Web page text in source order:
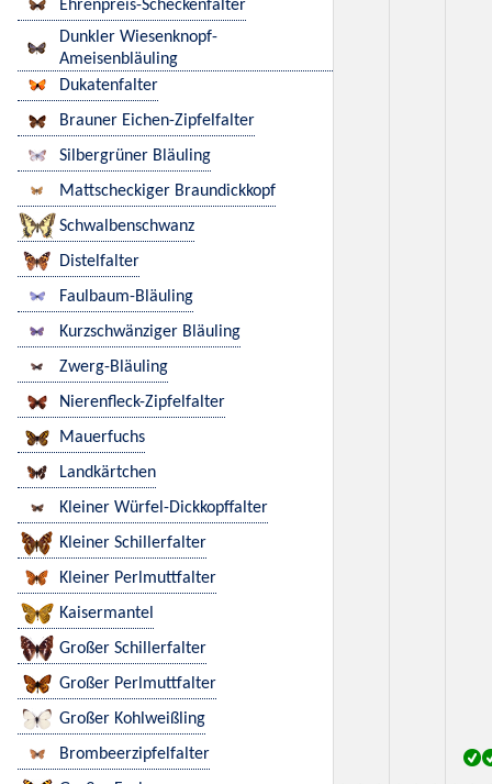
Ehrenpreis-Scheckenfalter
Dunkler Wiesenknopf-
Ameisenbläuling
Dukatenfalter
Brauner Eichen-Zipfelfalter
Silbergrüner Bläuling
Mattscheckiger Braundickkopf
Schwalbenschwanz
Distelfalter
Faulbaum-Bläuling
Kurzschwänziger Bläuling
Zwerg-Bläuling
Nierenfleck-Zipfelfalter
Mauerfuchs
Landkärtchen
Kleiner Würfel-Dickkopffalter
Kleiner Schillerfalter
Kleiner Perlmuttfalter
Kaisermantel
Großer Schillerfalter
Großer Perlmuttfalter
Großer Kohlweißling
Brombeerzipfelfalter